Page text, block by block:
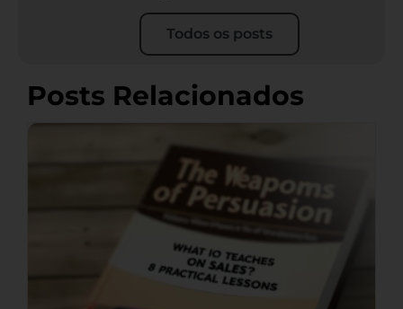
Todos os posts
Posts Relacionados